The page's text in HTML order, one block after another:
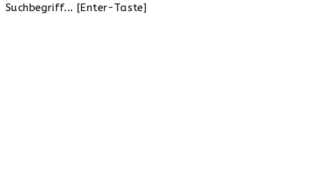
Suchbegriff... [Enter-Taste]